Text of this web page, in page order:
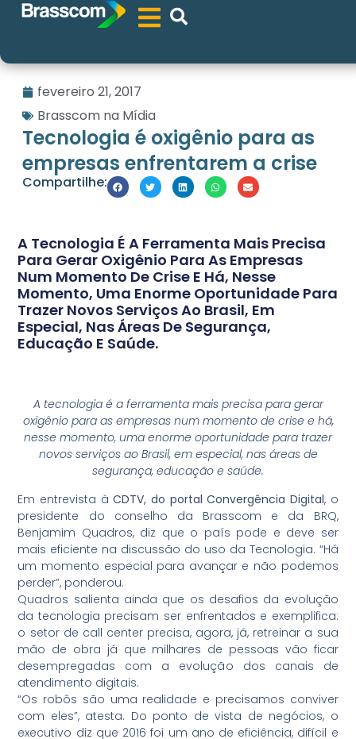
fevereiro 21, 2017
Brasscom na Mídia
Tecnologia é oxigênio para as
empresas enfrentarem a crise
Compartilhe:
A Tecnologia É A Ferramenta Mais Precisa
Para Gerar Oxigênio Para As Empresas
Num Momento De Crise E Há, Nesse
Momento, Uma Enorme Oportunidade Para
Trazer Novos Serviços Ao Brasil, Em
Especial, Nas Áreas De Segurança,
Educação E Saúde.
A tecnologia é a ferramenta mais precisa para gerar
oxigênio para as empresas num momento de crise e há,
nesse momento, uma enorme oportunidade para trazer
novos serviços ao Brasil, em especial, nas áreas de
segurança, educação e saúde.
Em entrevista àCDTV, do portal Convergência Digital, o
presidente do conselho da Brasscom e da BRQ,
Benjamim Quadros, diz que o país pode e deve ser
mais eficiente na discussão do uso da Tecnologia. “Há
um momento especial para avançar e não podemos
perder”, ponderou.
Quadros salienta ainda que os desafios da evolução
da tecnologia precisam ser enfrentados e exemplifica:
o setor de call center precisa, agora, já, retreinar a sua
mão de obra já que milhares de pessoas vão ficar
desempregadas com a evolução dos canais de
atendimento digitais.
“Os robôs são uma realidade e precisamos conviver
com eles”, atesta. Do ponto de vista de negócios, o
executivo diz que 2016 foi um ano de eficiência, difícil e